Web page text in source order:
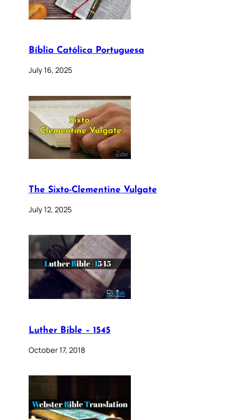
Bíblia Católica Portuguesa
July 16, 2025
The Sixto-Clementine Vulgate
July 12, 2025
Luther Bible – 1545
October 17, 2018